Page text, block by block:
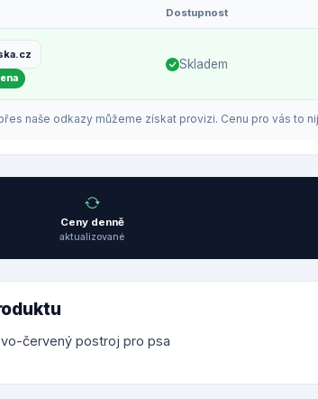
Dostupnost
Skladem
naše odkazy můžeme získat provizi. Cenu pro vás to
Ceny denně
aktualizované
červený postroj pro psa